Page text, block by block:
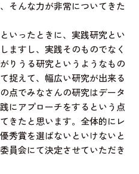
そんな力が非常についてきた
いったときに、実践研究とい
ますし、実践そのものでなく
りうる研究というようなもの
捉えて、幅広い研究が出来る
点でみなさんの研究はデータ
にアプローチをするという点
きたと思います。全体的にレ
秀賞を選ばないといけないと
員会にて決定させていただき